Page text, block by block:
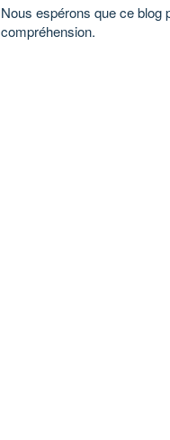
Nous espérons que ce blog
compréhension.